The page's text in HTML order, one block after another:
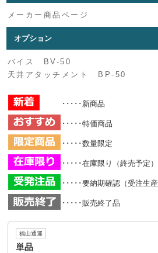
メーカー商品ページ
オプション
バイス BV-50
天井アタッチメント BP-50
･････新商品
･････特価商品
･････数量限定
･････在庫限り（終売予定）
･････要納期確認（受注生産
･････販売終了品
福山通運
単品